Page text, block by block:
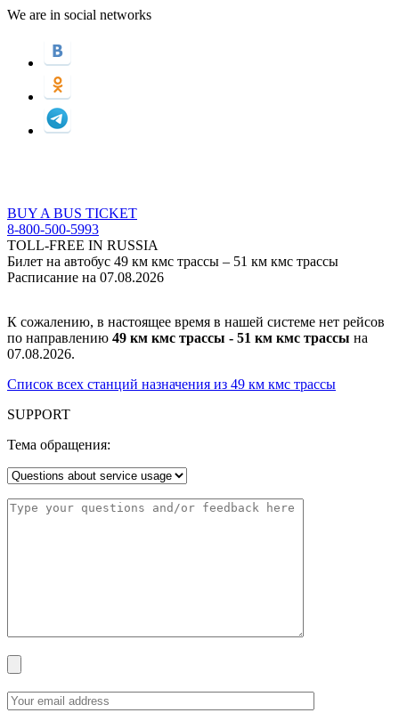
We are in social networks
BUY A BUS TICKET
8-800-500-5993
TOLL-FREE IN RUSSIA
Билет на автобус 49 км кмс трассы – 51 км кмс трассы
Расписание на 07.08.2026
К сожалению, в настоящее время в нашей системе нет рейсов
по направлению 49 км кмс трассы - 51 км кмс трассы на
07.08.2026.
Список всех станций назначения из 49 км кмс трассы
SUPPORT
Тема обращения: